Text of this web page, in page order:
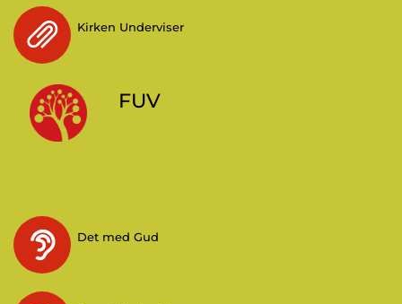
Kirken Underviser
FUV
Det med Gud